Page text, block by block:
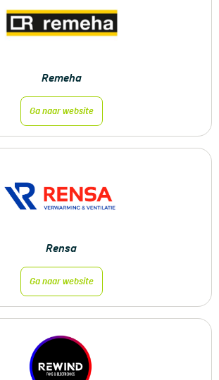
Remeha
Ga naar website
Rensa
Ga naar website